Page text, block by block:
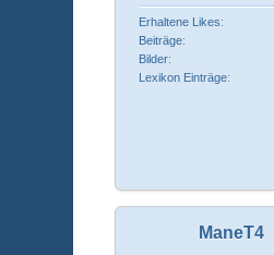
Erhaltene Likes
Beiträge
Bilder
Lexikon Einträge
ManeT4